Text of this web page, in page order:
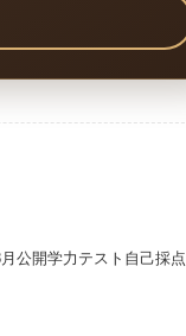
公開学力テスト自己採点